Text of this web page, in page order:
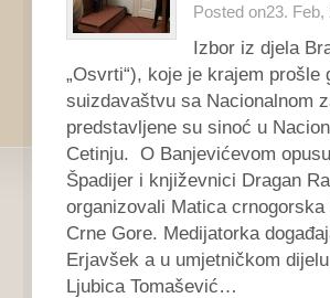
Posted on23. Feb,
Izbor iz djela
„Osvrti“), koje je krajem
suizdavaštvu sa Nacionalnom
predstavljene su sinoć u
Cetinju. O Banjevićevom
Špadijer i književnici Dragan
organizovali Matica
Crne Gore. Medijatorka
Erjavšek a u umjetničkom
Ljubica Tomašević…